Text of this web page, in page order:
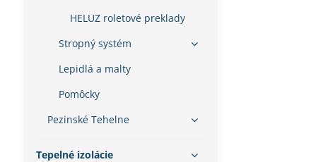
HELUZ roletové preklady
Stropný systém
Lepidlá a malty
Pomôcky
Pezinské Tehelne
Tepelné izolácie